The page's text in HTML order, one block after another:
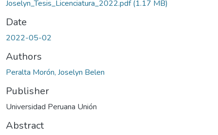
Joselyn_Tesis_Licenciatura_2022.pdf(1.17 MB)
Date
2022-05-02
Authors
Peralta Morón, Joselyn Belen
Publisher
Universidad Peruana Unión
Abstract